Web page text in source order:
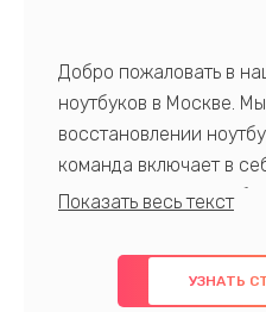
Добро пожаловать в
ноутбуков в Москве.
восстановлении
команда включает в
профессионалов с
предлагаем быстрый и
использованиемУЗНАТЬ